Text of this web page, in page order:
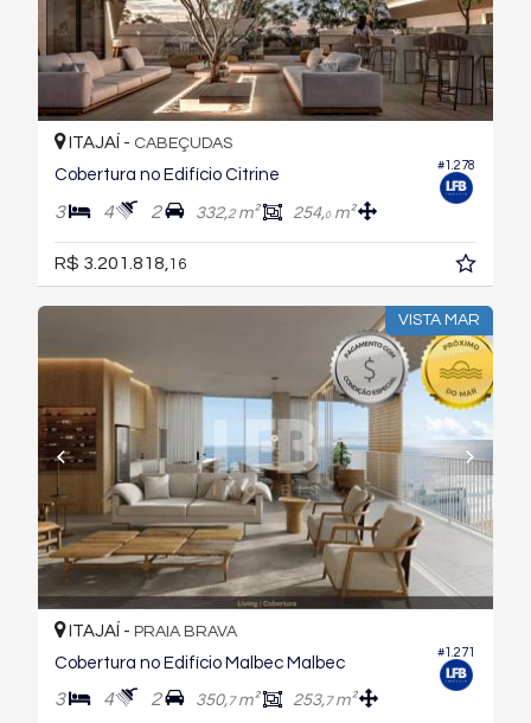
#1.278
ITAJAÍ - CABEÇUDAS
Cobertura no Edifício Citrine
3 4 2 332,2m² 254,0m²
R$ 3.201.818, 16
VISTA MAR
#1.271
ITAJAÍ - PRAIA BRAVA
Cobertura no Edifício Malbec Malbec
3 4 2 350,7m² 253,7m²